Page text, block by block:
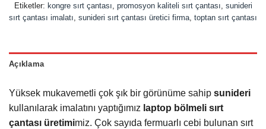
Etiketler: kongre sırt çantası, promosyon kaliteli sırt çantası, sunideri
sırt çantası imalatı, sunideri sırt çantası üretici firma, toptan sırt çantası
Açıklama
Yüksek mukavemetli çok şık bir görünüme sahip sunideri
kullanılarak imalatını yaptığımız laptop bölmeli sırt
çantası üretimimiz. Çok sayıda fermuarlı cebi bulunan sırt